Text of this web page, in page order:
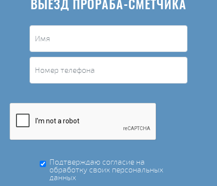
ВЫЕЗД ПРОРАБА-СМЕТЧИКА
Подтверждаю согласие на
обработку своих персональных
данных